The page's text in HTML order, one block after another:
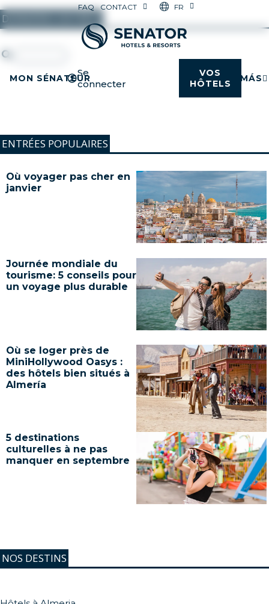
FAQ CONTACT FR
MON SÉNATEUR
Se
connecter
VOS
HÔTELS
MÁS
DERNIÈRES ENTRÉES
ENTRÉES POPULAIRES
Où voyager pas cher en
janvier
Journée mondiale du
tourisme: 5 conseils pour
un voyage plus durable
Où se loger près de
MiniHollywood Oasys :
des hôtels bien situés à
Almería
5 destinations
culturelles à ne pas
manquer en septembre
NOS DESTINS